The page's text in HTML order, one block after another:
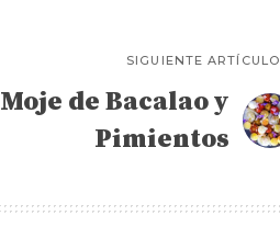
SIGUIENTE ARTÍCULO
Moje de Bacalao y
Pimientos